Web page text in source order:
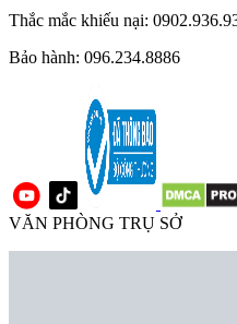
Thắc mắc khiếu nại:
Bảo hành: 096.234.8886
VĂN PHÒNG TRỤ SỞ